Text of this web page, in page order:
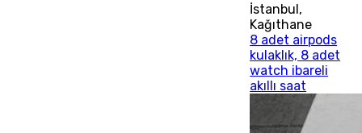
İstanbul,
Kağıthane
8 adet airpods
kulaklık, 8 adet
watch ibareli
akıllı saat